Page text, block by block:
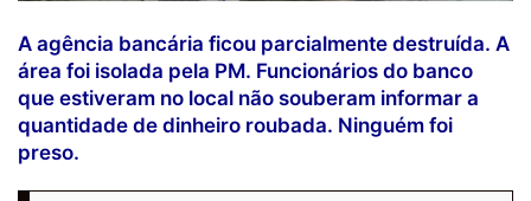
A agência bancária ficou parcialmente destruída. A
área foi isolada pela PM. Funcionários do banco
que estiveram no local não souberam informar a
quantidade de dinheiro roubada. Ninguém foi
preso.